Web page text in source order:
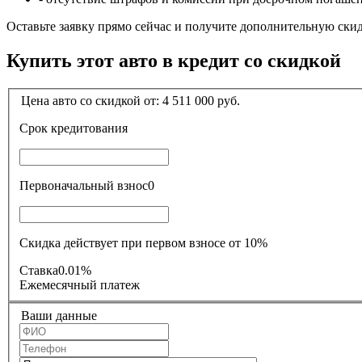
Оставьте заявку прямо сейчас и получите дополнительную
Купить этот авто в кредит со скидкой
Цена авто со скидкой от: 4 511 000 руб.
Срок кредитования
Первоначальный взнос0
Скидка действует при первом взносе от 10%
Ставка0.01%
Ежемесячный платеж
Ваши данные